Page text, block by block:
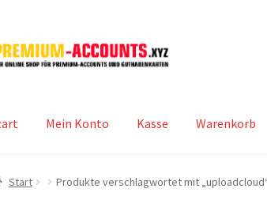
Mein Konto Kasse Warenkorb
Start Produkte verschlagwortet mit